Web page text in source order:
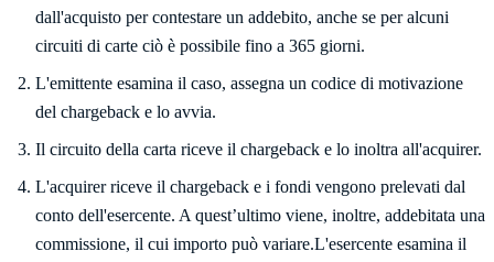
dall'acquisto per contestare un addebito, anche se per alcuni
circuiti di carte ciò è possibile fino a 365 giorni.
L'emittente esamina il caso, assegna un codice di motivazione
del chargeback e lo avvia.
Il circuito della carta riceve il chargeback e lo inoltra all'acquirer.
L'acquirer riceve il chargeback e i fondi vengono prelevati dal
conto dell'esercente. A quest’ultimo viene, inoltre, addebitata una
commissione, il cui importo può variare.L'esercente esamina il